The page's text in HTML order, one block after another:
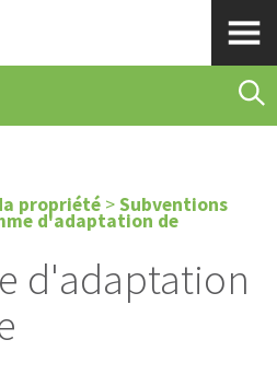
propriété >Subventions
d'adaptation de
d'adaptation